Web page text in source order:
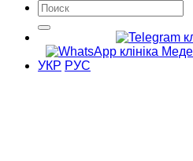
УКР РУС